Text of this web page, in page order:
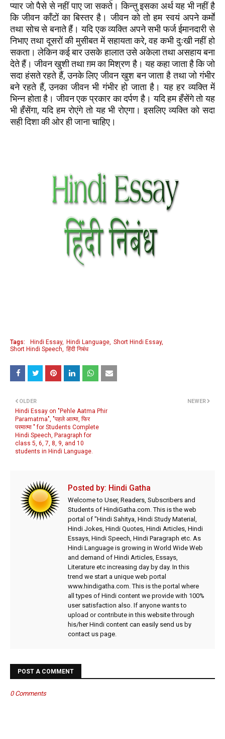
प्यार जो पैसे से नहीं पाए जा सकते। किन्तु इसका अर्थ यह भी नहीं है
कि जीवन काँटों का बिस्तर है। जीवन को तो हम स्वयं अपने कर्मों
तथा सोच से बनाते हैं। यदि एक व्यक्ति अपने सभी फर्ज ईमानदारी से
निभाए तथा दूसरों की मुसीबत में सहायता करे, वह कभी दुःखी नहीं हो
सकता। लेकिन कई बार उसके हालात उसे अकेला तथा असहाय बना
देते हैं। जीवन खुशी तथा ग़म का मिश्रण है। यह कहा जाता है कि जो
सदा हंसते रहते हैं, उनके लिए जीवन खुश बन जाता है तथा जो गंभीर
बने रहते हैं, उनका जीवन भी गंभीर हो जाता है। यह हर व्यक्ति में
भिन्न होता है। जीवन एक प्रकार का दर्पण है। यदि हम हँसेंगे तो यह
भी हँसेंगा, यदि हम रोएंगे तो यह भी रोएगा। इसलिए व्यक्ति को सदा
सही दिशा की ओर ही जाना चाहिए।
Tags: Hindi Essay Hindi Language Short Hindi Essay
Short Hindi Speech
हिंदी निबंध
NEWER
OLDER
Hindi Essay on "Pehle Aatma Phir
Paramatma", "पहले आत्मा, फिर
परमात्मा " for Students Complete
Hindi Speech, Paragraph for
class 5, 6, 7, 8, 9, and 10
students in Hindi Language.
Posted by: Hindi Gatha
Welcome to User, Readers, Subscribers and
Students of HindiGatha.com. This is the web
portal of "Hindi Sahitya, Hindi Study Material,
Hindi Jokes, Hindi Quotes, Hindi Articles, Hindi
Essays, Hindi Speech, Hindi Paragraph etc. As
Hindi Language is growing in World Wide Web
and demand of Hindi Articles, Essays,
Literature etc increasing day by day. In this
trend we start a unique web portal
www.hindigatha.com. This is the portal where
all types of Hindi content we provide with 100%
user satisfaction also. If anyone wants to
upload or contribute in this website through
his/her Hindi content can easily send us by
contact us page.
POST A COMMENT
0 Comments